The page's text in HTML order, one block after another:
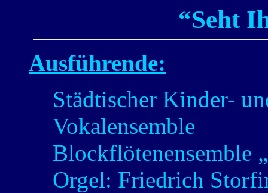
“Seht
Ausführende:
Städtischer Kinder-
Vokalensemble
Blockflötenensemble
Orgel: Friedrich